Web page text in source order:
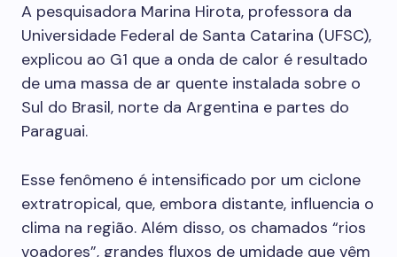
A pesquisadora Marina Hirota, professora da
Universidade Federal de Santa Catarina (UFSC),
explicou ao G1 que a onda de calor é resultado
de uma massa de ar quente instalada sobre o
Sul do Brasil, norte da Argentina e partes do
Paraguai.
Esse fenômeno é intensificado por um ciclone
extratropical, que, embora distante, influencia o
clima na região. Além disso, os chamados “rios
voadores”, grandes fluxos de umidade que vêm